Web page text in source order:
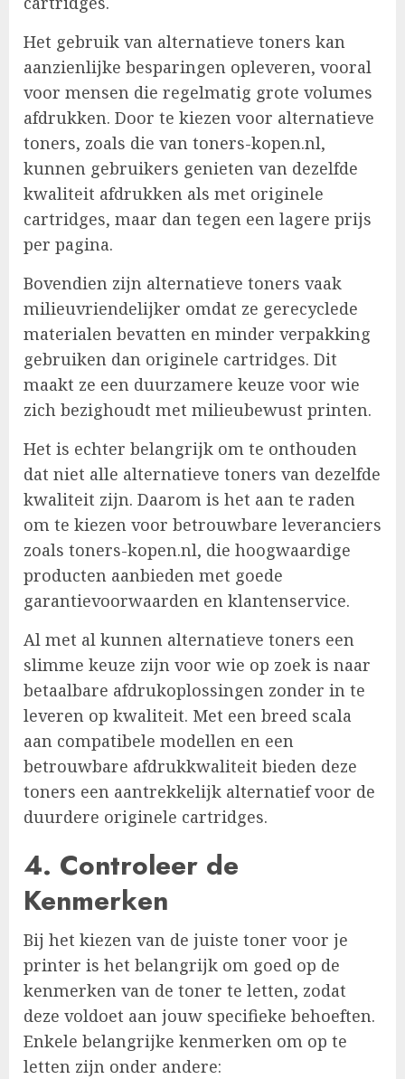
Het gebruik van alternatieve toners kan
aanzienlijke besparingen opleveren, vooral
voor mensen die regelmatig grote volumes
afdrukken. Door te kiezen voor alternatieve
toners, zoals die van toners-kopen.nl,
kunnen gebruikers genieten van dezelfde
kwaliteit afdrukken als met originele
cartridges, maar dan tegen een lagere prijs
per pagina.
Bovendien zijn alternatieve toners vaak
milieuvriendelijker omdat ze gerecyclede
materialen bevatten en minder verpakking
gebruiken dan originele cartridges. Dit
maakt ze een duurzamere keuze voor wie
zich bezighoudt met milieubewust printen.
Het is echter belangrijk om te onthouden
dat niet alle alternatieve toners van dezelfde
kwaliteit zijn. Daarom is het aan te raden
om te kiezen voor betrouwbare leveranciers
zoals toners-kopen.nl, die hoogwaardige
producten aanbieden met goede
garantievoorwaarden en klantenservice.
Al met al kunnen alternatieve toners een
slimme keuze zijn voor wie op zoek is naar
betaalbare afdrukoplossingen zonder in te
leveren op kwaliteit. Met een breed scala
aan compatibele modellen en een
betrouwbare afdrukkwaliteit bieden deze
toners een aantrekkelijk alternatief voor de
duurdere originele cartridges.
4. Controleer de
Kenmerken
Bij het kiezen van de juiste toner voor je
printer is het belangrijk om goed op de
kenmerken van de toner te letten, zodat
deze voldoet aan jouw specifieke behoeften.
Enkele belangrijke kenmerken om op te
letten zijn onder andere: